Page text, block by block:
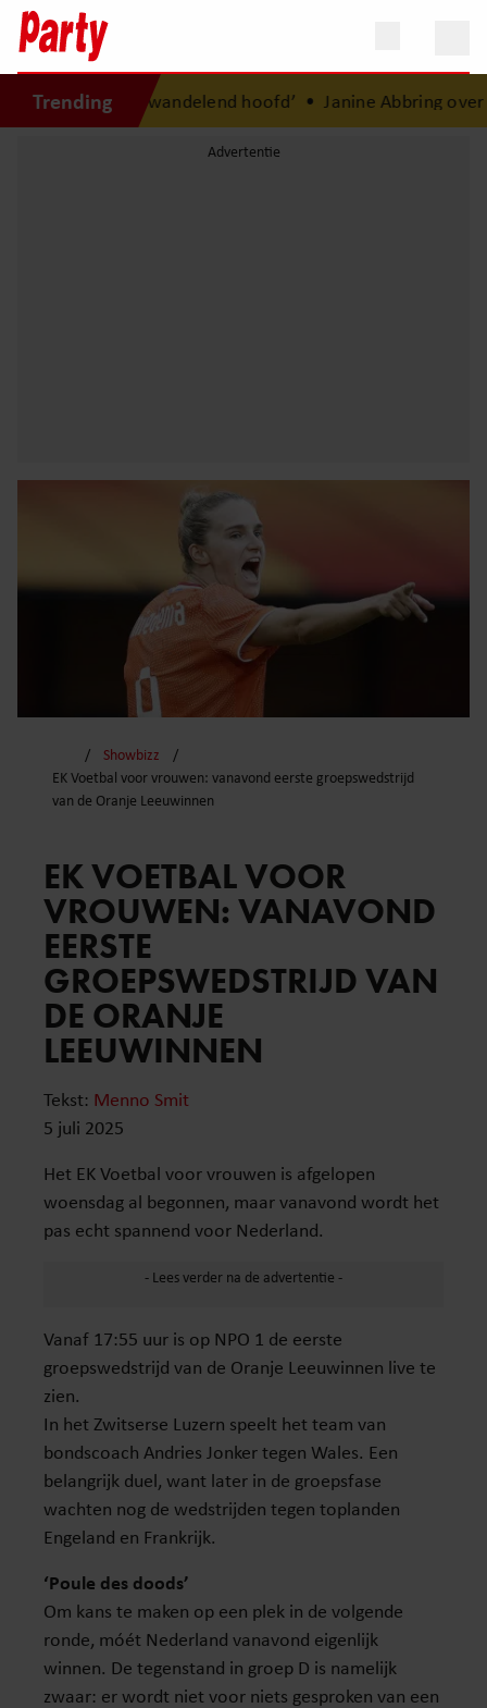
Trending
een wandelend hoofd’•Janine Abbring over afscheid
Showbizz
EK Voetbal voor vrouwen: vanavond eerste groepswedstrijd
van de Oranje Leeuwinnen
EK VOETBAL VOOR
VROUWEN: VANAVOND
EERSTE
GROEPSWEDSTRIJD VAN
DE ORANJE
LEEUWINNEN
Tekst: Menno Smit
5 juli 2025
Het EK Voetbal voor vrouwen is afgelopen
woensdag al begonnen, maar vanavond wordt het
pas echt spannend voor Nederland.
Vanaf 17:55 uur is op NPO 1 de eerste
groepswedstrijd van de Oranje Leeuwinnen live te
zien.
In het Zwitserse Luzern speelt het team van
bondscoach Andries Jonker tegen Wales. Een
belangrijk duel, want later in de groepsfase
wachten nog de wedstrijden tegen toplanden
Engeland en Frankrijk.
‘Poule des doods’
Om kans te maken op een plek in de volgende
ronde, móét Nederland vanavond eigenlijk
winnen. De tegenstand in groep D is namelijk
zwaar: er wordt niet voor niets gesproken van een